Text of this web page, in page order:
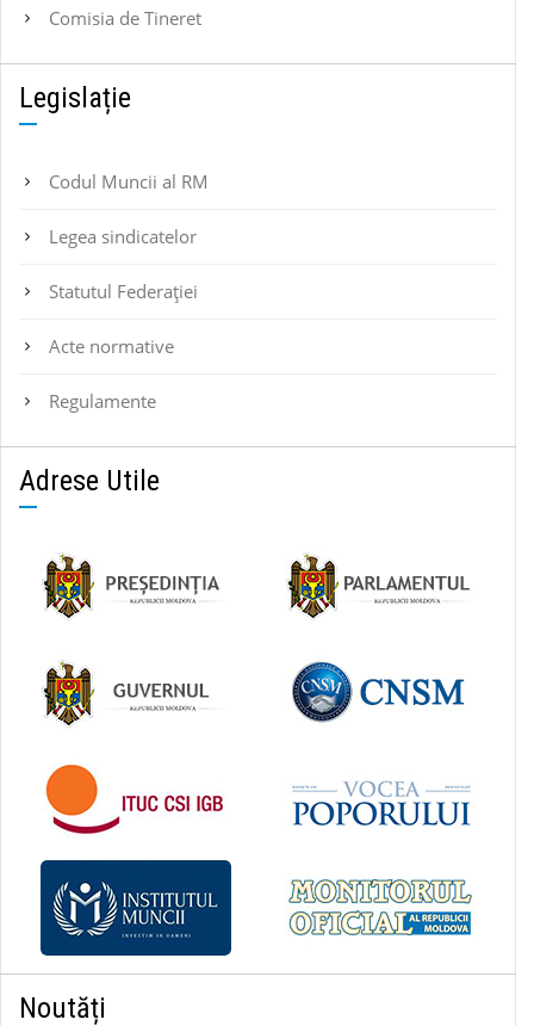
Comisia de Tineret
Legislație
Codul Muncii al RM
Legea sindicatelor
Statutul Federaţiei
Acte normative
Regulamente
Adrese Utile
Noutăți